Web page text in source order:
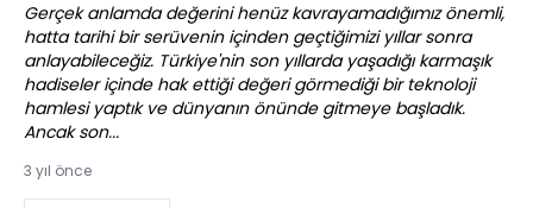
Gerçek anlamda değerini henüz kavrayamadığımız önemli,
hatta tarihi bir serüvenin içinden geçtiğimizi yıllar sonra
anlayabileceğiz. Türkiye'nin son yıllarda yaşadığı karmaşık
hadiseler içinde hak ettiği değeri görmediği bir teknoloji
hamlesi yaptık ve dünyanın önünde gitmeye başladık.
Ancak son...
3 yıl önce